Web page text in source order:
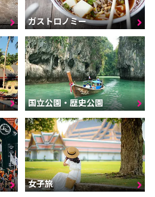
ガストロノミー
国立公園・歴史公園
女子旅